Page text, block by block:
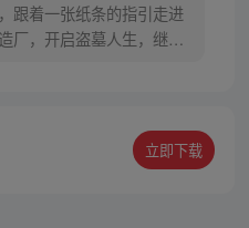
跟着一张纸条的指引走进
厂，开启盗墓人生，继承
助、被奴役的…… 这是一
，也是一个发现信仰真
立即下载